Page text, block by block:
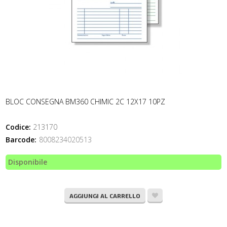
BLOC CONSEGNA BM360 CHIMIC 2C 12X17 10PZ
Codice: 213170
Barcode: 8008234020513
Disponibile
AGGIUNGI AL CARRELLO